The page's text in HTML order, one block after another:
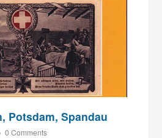
Potsdam, Spandau
0 Comments